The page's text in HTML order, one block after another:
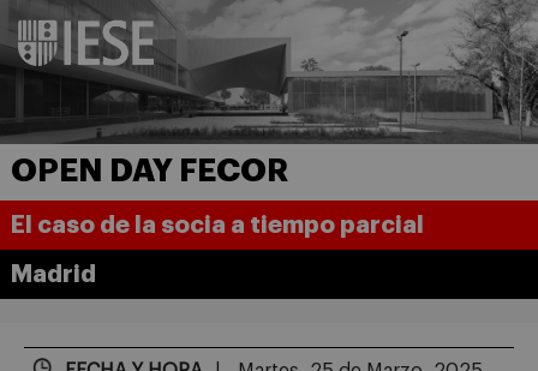
OPEN DAY FECOR
El caso de la socia a tiempo parcial
Madrid